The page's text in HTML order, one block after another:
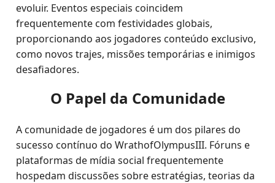
evoluir. Eventos especiais coincidem
frequentemente com festividades globais,
proporcionando aos jogadores conteúdo exclusivo,
como novos trajes, missões temporárias e inimigos
desafiadores.
O Papel da Comunidade
A comunidade de jogadores é um dos pilares do
sucesso contínuo do WrathofOlympusIII. Fóruns e
plataformas de mídia social frequentemente
hospedam discussões sobre estratégias, teorias da